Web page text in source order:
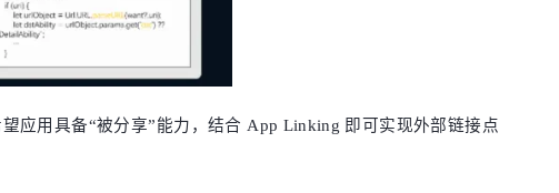
应用具备“被分享”能力，结合 App Linking 即可实现外部链接点